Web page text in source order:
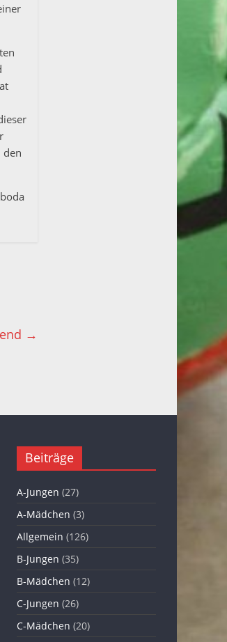
den
→
Beiträge
A-Jungen (27)
A-Mädchen (3)
Allgemein (126)
B-Jungen (35)
B-Mädchen (12)
C-Jungen (26)
C-Mädchen (20)